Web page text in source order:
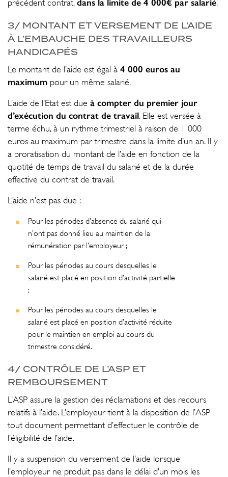
précédent contrat, dans la limite de 4 000€ par salarié.
3/ MONTANT ET VERSEMENT DE L’AIDE
À L’EMBAUCHE DES TRAVAILLEURS
HANDICAPÉS
Le montant de l’aide est égal à 4 000 euros au
maximum pour un même salarié.
L’aide de l’Etat est due à compter du premier jour
d’exécution du contrat de travail. Elle est versée à
terme échu, à un rythme trimestriel à raison de 1 000
euros au maximum par trimestre dans la limite d’un an. Il y
a proratisation du montant de l’aide en fonction de la
quotité de temps de travail du salarié et de la durée
effective du contrat de travail.
L’aide n’est pas due :
Pour les périodes d’absence du salarié qui
n’ont pas donné lieu au maintien de la
rémunération par l’employeur ;
Pour les périodes au cours desquelles le
salarié est placé en position d’activité partielle
;
Pour les périodes au cours desquelles le
salarié est placé en position d’activité réduite
pour le maintien en emploi au cours du
trimestre considéré.
4/ CONTRÔLE DE L’ASP ET
REMBOURSEMENT
L’ASP assure la gestion des réclamations et des recours
relatifs à l’aide. L’employeur tient à la disposition de l’ASP
tout document permettant d’effectuer le contrôle de
l’éligibilité de l’aide.
Il y a suspension du versement de l’aide lorsque
l’employeur ne produit pas dans le délai d’un mois les